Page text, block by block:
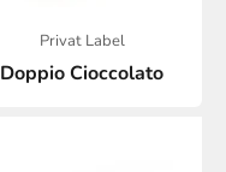
Privat Label
Doppio Cioccolato